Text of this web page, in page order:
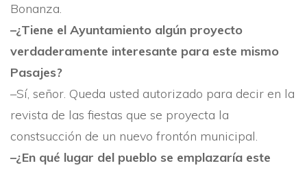
Bonanza.
–¿Tiene el Ayuntamiento algún proyecto
verdadera­mente interesante para este mismo
Pasajes?
–Sí­, señor. Queda usted autorizado para decir en la
revista de las fiestas que se proyecta la
constsucción de un nuevo frontón municipal.
–¿En qué lugar del pueblo se emplazarí­a este